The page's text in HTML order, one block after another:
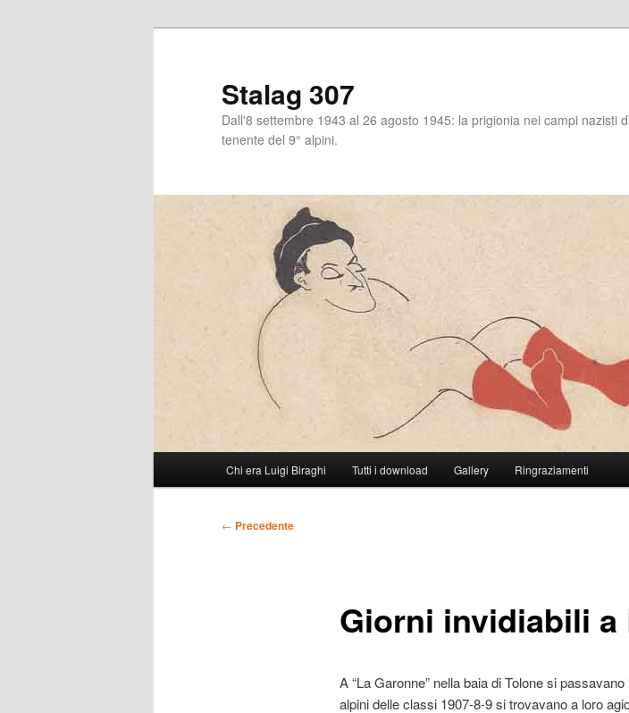
Stalag 307
Dall'8 settembre 1943 al 26 agosto 1945: la prigionia nei campi nazisti
tenente del 9° alpini.
principale
Vai
al
Chi era Luigi Biraghi Tutti i download Gallery Ringraziamenti
Navigazione
← Precedente
Giorni invidiabili a
A “La Garonne” nella baia di Tolone si
alpini delle classi 1907-8-9 si trovavano a loro